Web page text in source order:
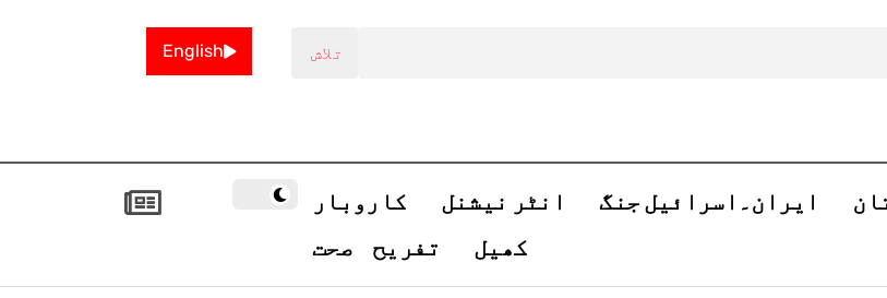
English
ایران۔اسرائیل جنگ انٹر نیشنل
کاروبار
کھیل
تفریح صحت